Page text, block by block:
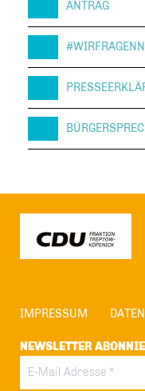
ANTRAG
IMPRESSUM
NEWSLETTER